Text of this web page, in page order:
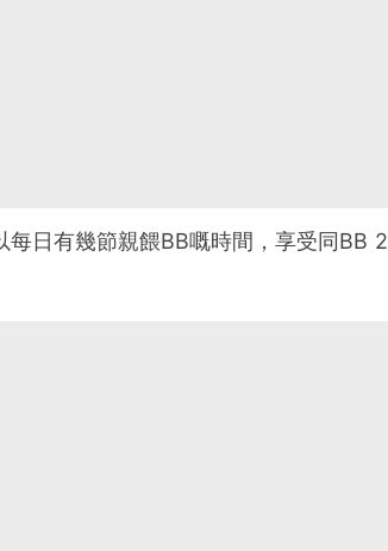
日有幾節親餵BB嘅時間，享受同BB 2